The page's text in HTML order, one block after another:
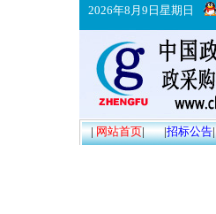
2026年8月9日星期日
|网站首页| |招标公告|